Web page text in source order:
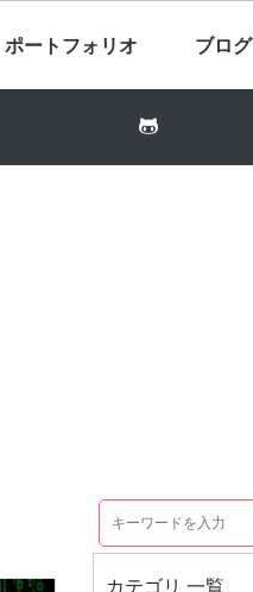
ポートフォリオ ブログ
カテゴリ 一覧